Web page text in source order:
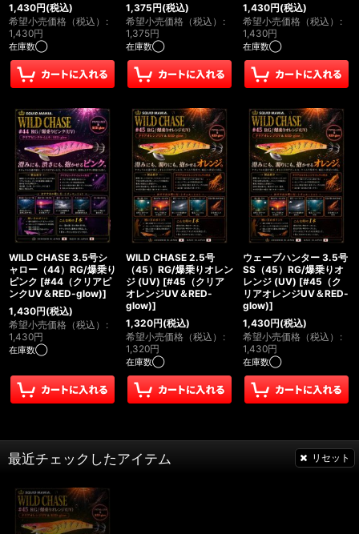
1,430円(税込)
希望小売価格（税込） :
1,430円
在庫数◯
1,375円(税込)
希望小売価格（税込） :
1,375円
在庫数◯
1,430円(税込)
希望小売価格（税込） :
1,430円
在庫数◯
WILD CHASE 3.5号シ
ャロー（44）RG/爆乗り
ピンク [#44（クリアピ
ンクUV＆RED-glow)]
1,430円(税込)
希望小売価格（税込） :
1,430円
在庫数◯
WILD CHASE 2.5号
（45）RG/爆乗りオレン
ジ (UV) [#45（クリア
オレンジUV＆RED-
glow)]
1,320円(税込)
希望小売価格（税込） :
1,320円
在庫数◯
ウェーブハンター 3.5号
SS（45）RG/爆乗りオ
レンジ (UV) [#45（ク
リアオレンジUV＆RED-
glow)]
1,430円(税込)
希望小売価格（税込） :
1,430円
在庫数◯
最近チェックしたアイテム リセット